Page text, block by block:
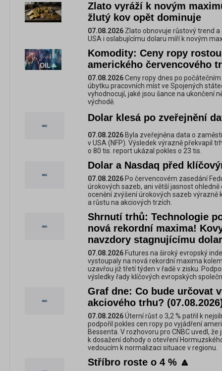
Zlato vyráží k novým
žlutý kov opět dominuje
07.08.2026 Zlato obnovuje růstový trend
USA i oslabujícímu dolaru míří k novým
Komodity: Ceny ropy
amerického červencového
07.08.2026Ceny ropy dnes po
úbytku pracovních míst ve Spojených
vyhodnocují, jaké jsou šance na ukončení
východě.
Dolar klesá po zveřejnění
07.08.2026 Byla zveřejněna data o
v USA (NFP). Výsledek výrazně překvapil
o 80 tis. report ukázal pokles o 23 tis.
Dolar a Nasdaq před
07.08.2026 Po červencovém zasedání
úrokových sazeb, ani větší jasnost
ocenění zvýšení úrokových sazeb výrazně
a růstu na akciových trzích.
Shrnutí trhů: Technologie
nová rekordní maxima!
navzdory stagnujícímu
07.08.2026 Futures na široký evropský
vystoupaly na nová rekordní maxima
uzavřou již třetí týden v řadě v zisku.
výsledky řady klíčových evropských
Graf dne: Co bude určovat
akciového trhu?
07.08.2026Úterní růst o 3,2 % patřil k
podpořil pokles cen ropy po vyjádření
Bessenta. V rozhovoru pro CNBC uvedl,
k dosažení dohody o otevření
vedoucím k normalizaci situace v regionu.
Stříbro roste o 4 % 🔼